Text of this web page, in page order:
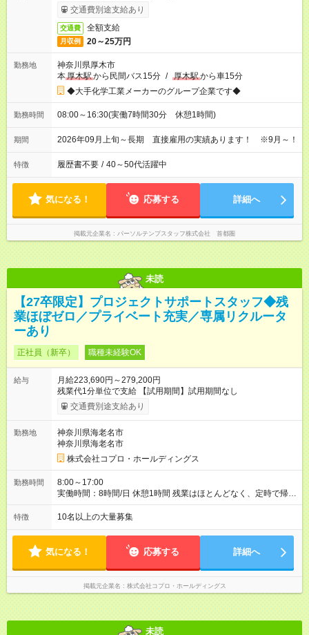
交通費別途支給あり
交通費 全額支給
月収例 20～25万円
勤務地
神奈川県厚木市
本厚木駅から民間バス15分 / 厚木駅から車15分
◆大手化学工業メーカーのグループ企業です◆
勤務時間 08:00～16:30(実働7時間30分 休憩1時間)
期間 2026年09月上旬～長期 直接雇用の実績あります！ ※9月～！
特徴 履歴書不要 / 40～50代活躍中
気になる！ 応募する 詳細へ
掲載元企業名 パーソルテンプスタッフ株式会社 首都圏
未読
【27卒限定】プロジェクトサポートスタッフ◆残
業ほぼゼロ／プライベート充実／専属リクルータ
ーあり
正社員（新卒） 職種未経験OK
給与
月給223,690円～279,200円
残業代1分単位で支給 【試用期間】試用期間なし
交通費別途支給あり
勤務地
神奈川県海老名市
神奈川県海老名市
株式会社コプロ・ホールディングス
勤務時間
8:00～17:00
実働時間：8時間/日 休憩1時間 残業はほとんどなく、定時で帰れ
る日が多い働き方です。 毎日の業務は進捗管理や事務が中心な
ので、 「今日やるべき仕事」が終われば、自然と区切りをつけ
方を大切にしています。
特徴 10名以上の大量募集
気になる！ 応募する 詳細へ
掲載元企業名 株式会社コプロ・ホールディングス
未読